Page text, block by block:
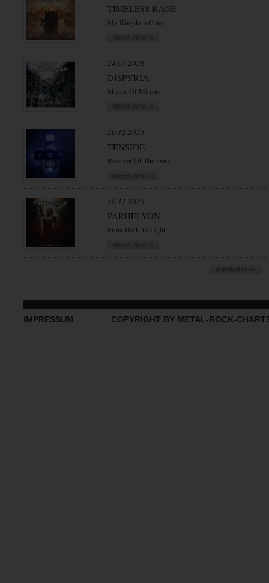
TIMELESS RAGE
My Kingdom Come
24.01.2026
DISPYRIA
Master Of Mirrors
20.12.2025
TENSIDE
Receiver Of The Dark
16.11.2025
PARHELYON
From Dark To Light
IMPRESSUM COPYRIGHT BY METAL-ROCK-